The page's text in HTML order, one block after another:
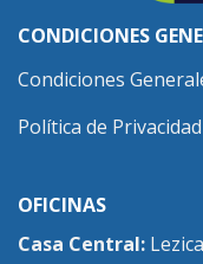
CONDICIONES
Condiciones
Política de Privacidad
OFICINAS
Casa Central: